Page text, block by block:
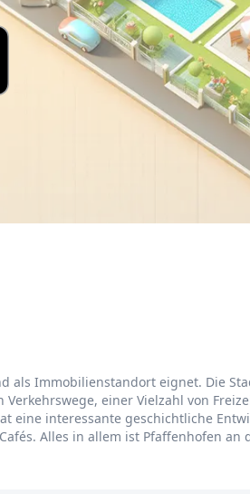
als Immobilienstandort eignet. Die
einer Vielzahl von
eine interessante geschichtliche
Alles in allem ist Pfaffenhofen